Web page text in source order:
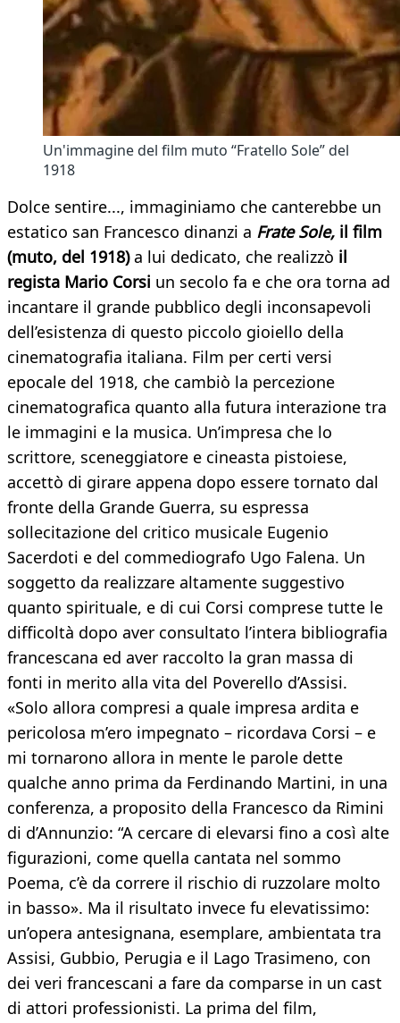
Un'immagine del film muto “Fratello Sole” del
1918
Dolce sentire..., immaginiamo che canterebbe un
estatico san Francesco dinanzi a Frate Sole, il film
(muto, del 1918)a lui dedicato, che realizzò il
regista Mario Corsi un secolo fa e che ora torna ad
incantare il grande pubblico degli inconsapevoli
dell’esistenza di questo piccolo gioiello della
cinematografia italiana. Film per certi versi
epocale del 1918, che cambiò la percezione
cinematografica quanto alla futura interazione tra
le immagini e la musica. Un’impresa che lo
scrittore, sceneggiatore e cineasta pistoiese,
accettò di girare appena dopo essere tornato dal
fronte della Grande Guerra, su espressa
sollecitazione del critico musicale Eugenio
Sacerdoti e del commediografo Ugo Falena. Un
soggetto da realizzare altamente suggestivo
quanto spirituale, e di cui Corsi comprese tutte le
difficoltà dopo aver consultato l’intera bibliografia
francescana ed aver raccolto la gran massa di
fonti in merito alla vita del Poverello d’Assisi.
«Solo allora compresi a quale impresa ardita e
pericolosa m’ero impegnato – ricordava Corsi – e
mi tornarono allora in mente le parole dette
qualche anno prima da Ferdinando Martini, in una
conferenza, a proposito della Francesco da Rimini
di d’Annunzio: “A cercare di elevarsi fino a così alte
figurazioni, come quella cantata nel sommo
Poema, c’è da correre il rischio di ruzzolare molto
in basso». Ma il risultato invece fu elevatissimo:
un’opera antesignana, esemplare, ambientata tra
Assisi, Gubbio, Perugia e il Lago Trasimeno, con
dei veri francescani a fare da comparse in un cast
di attori professionisti. La prima del film,